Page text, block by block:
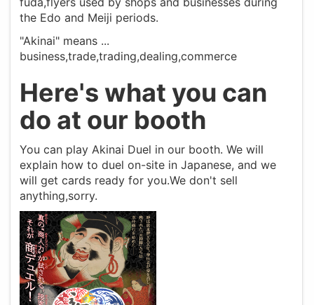
the Edo and Meiji periods.
"Akinai" means ...
business,trade,trading,dealing,commerce
Here's what you can
do at our booth
You can play Akinai Duel in our booth. We will
explain how to duel on-site in Japanese, and we
will get cards ready for you.We don't sell
anything,sorry.